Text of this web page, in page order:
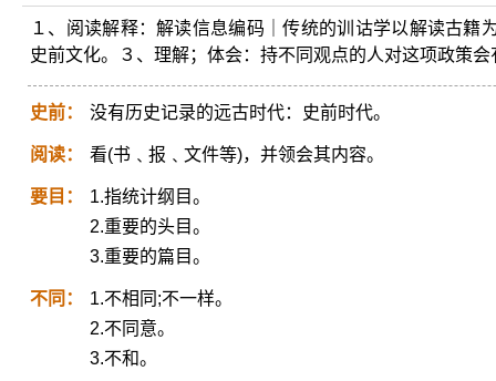
１、阅读解释：解读信息编码｜传统的训诂学以解读古籍
史前文化。３、理解；体会：持不同观点的人对这项政策
史前： 没有历史记录的远古时代：史前时代。
阅读： 看(书﹑报﹑文件等)，并领会其内容。
要目：
1.指统计纲目。
2.重要的头目。
3.重要的篇目。
不同：
1.不相同;不一样。
2.不同意。
3.不和。